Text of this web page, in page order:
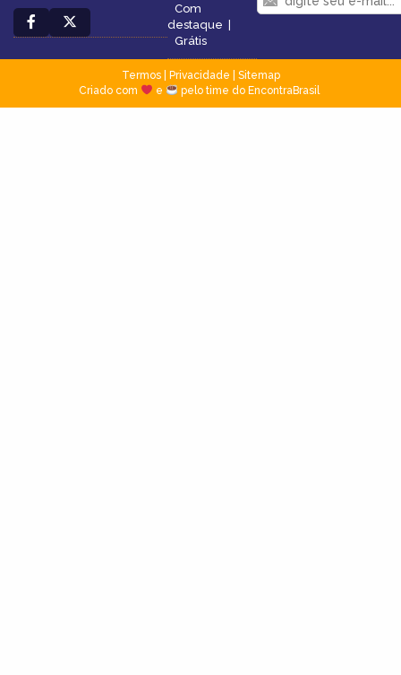
Com
destaque
Grátis
Termos| Privacidade
Sitemap
Criado com
e pelo time do EncontraBrasil